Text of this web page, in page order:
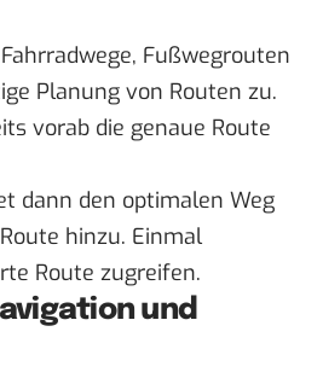
Fußwegrouten
Planung von Routen zu.
vorab die genaue Route
dann den optimalen Weg
hinzu. Einmal
Route zugreifen.
und